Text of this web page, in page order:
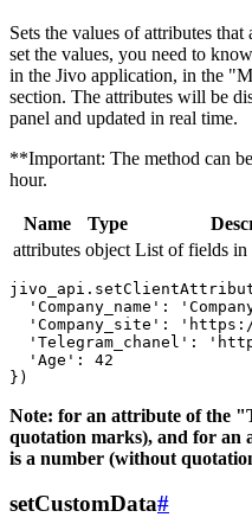
Sets the values ​​of attributes
set the values, you need to
in the Jivo application, in the
section. The attributes will be
panel and updated in real time.
**Important: The method can
hour.
Name Type
attributes object List of fields in
'Company_name':
'Company_site':
'Telegram_chanel':
  'Age': 42
Note: for an attribute of the
quotation marks), and for
is a number (without
setCustomData#